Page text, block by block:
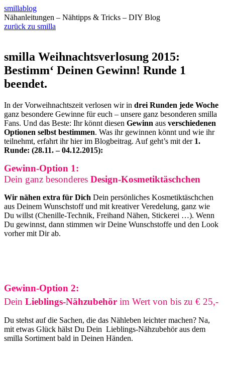
smillablog
Nähanleitungen – Nähtipps & Tricks – DIY Blog
zurück zu smilla
smilla Weihnachtsverlosung 2015:
Bestimm‘ Deinen Gewinn! Runde 1
beendet.
In der Vorweihnachtszeit verlosen wir in drei Runden jede Woche
ganz besondere Gewinne für euch – unsere ganz besonderen smilla
Fans. Und das Beste: Ihr könnt diesen Gewinn aus verschiedenen
Optionen selbst bestimmen. Was ihr gewinnen könnt und wie ihr
teilnehmt, erfahrt ihr hier im Blogbeitrag. Auf geht’s mit der 1.
Runde: (28.11. – 04.12.2015):
Gewinn-Option 1:
Dein ganz besonderes Design-Kosmetiktäschchen
Wir nähen extra für Dich Dein persönliches Kosmetiktäschchen
aus Deinem Wunschstoff und mit kreativer Veredelung, ganz wie
Du willst (Chenille-Technik, Freihand Nähen, Stickerei …). Wenn
Du gewinnst, dann stimmen wir Deine Wunschstoffe und den Look
vorher mit Dir ab.
Gewinn-Option 2:
Dein Lieblings-Nähzubehör im Wert von bis zu € 25,-
Du stehst auf die Sachen, die das Nähleben leichter machen? Na,
mit etwas Glück hälst Du Dein Lieblings-Nähzubehör aus dem
smilla Sortiment bald in Deinen Händen.